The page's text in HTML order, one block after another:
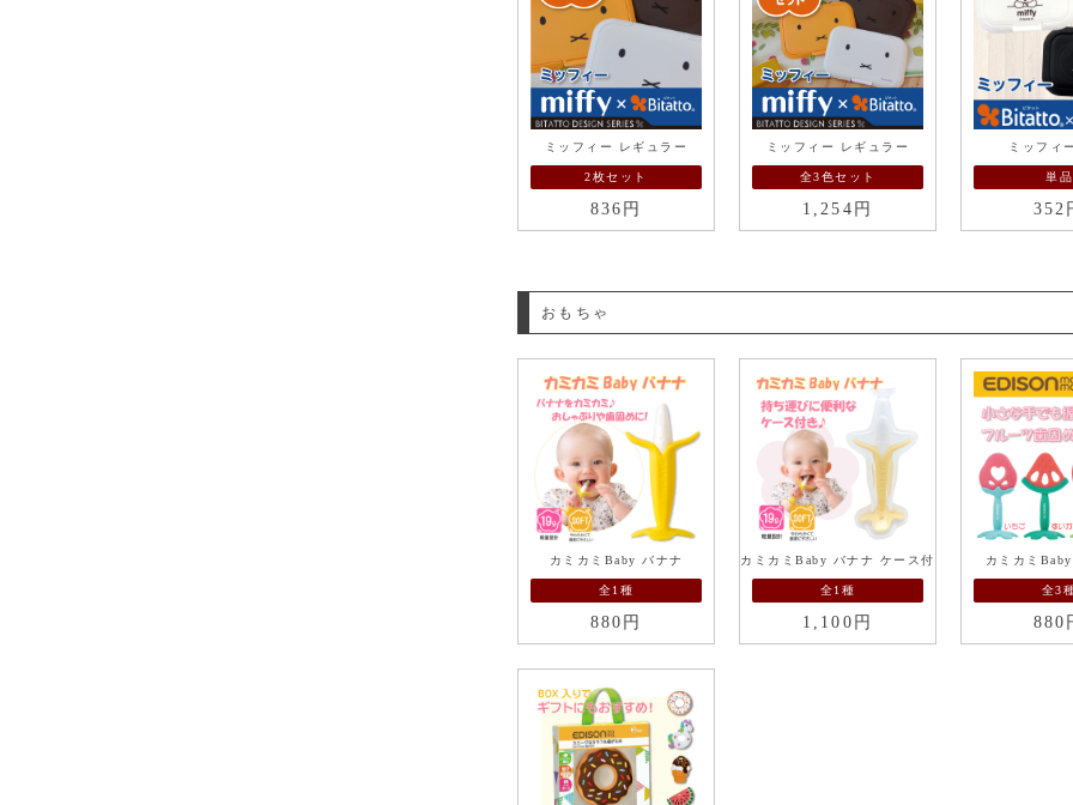
ミッフィー レギュラー
2枚セット
836円
ミッフィー レギュラー
全3色セット
1,254円
ミッフィ
単品
352
おもちゃ
カミカミBaby バナナ
全1種
880円
カミカミBaby バナナ ケース付
全1種
1,100円
カミカミ
全3
880